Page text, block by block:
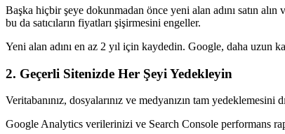
Başka hiçbir şeye dokunmadan önce yeni alan adını satın
bu da satıcıların fiyatları şişirmesini engeller.
Yeni alan adını en az 2 yıl için kaydedin. Google, daha uzun
2. Geçerli Sitenizde Her Şeyi Yedekleyin
Veritabanınız, dosyalarınız ve medyanızın tam
Google Analytics verilerinizi ve Search Console performans